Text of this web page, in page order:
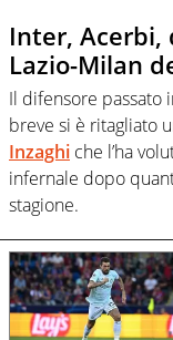
Inter,
Lazio-Milan
Il difensore passato
breve si è ritagliato
Inzaghi che l’ha
infernale dopo
stagione.